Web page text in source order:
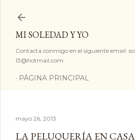
MI SOLEDAD Y YO
Contacta conmigo en el siguiente email:
13@hotmail.com
PÁGINA PRINCIPAL
mayo 26, 2013
LA PELUQUERÍA EN